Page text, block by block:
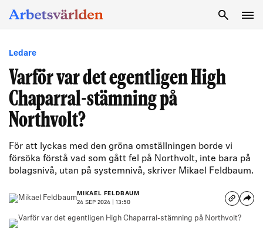
Ledare
Varför var det egentligen High
Chaparral-stämning på
Northvolt?
För att lyckas med den gröna omställningen borde vi
försöka förstå vad som gått fel på Northvolt, inte bara på
bolagsnivå, utan på systemnivå, skriver Mikael Feldbaum.
MIKAEL FELDBAUM
24 SEP 2024 | 13:50